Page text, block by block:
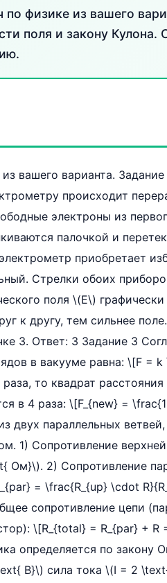
физике из вашего
поля и закону
вашего варианта.
происходит
электроны из
палочкой и
приобретает
Стрелки обоих
поля \(E\) графически
к другу, тем сильнее
3. Ответ: 3 Задание 3
в вакууме равна: \[F =
то квадрат
в 4 раза: \[F_{new} =
двух параллельных
1) Сопротивление
Ом}\). 2) Сопротивление
= \frac{R_{up} \cdot
сопротивление цепи
\[R_{total} = R_{par} +
определяется по
В}\) сила тока \(I = 2